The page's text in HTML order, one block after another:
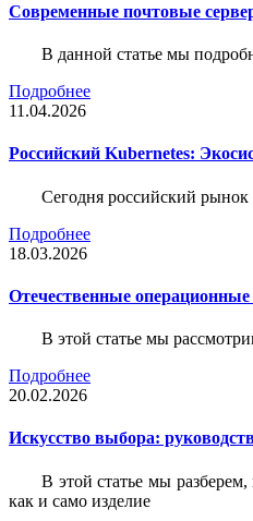
Современные почтовые
В данной статье мы
Подробнее
11.04.2026
Российский Kubernetes:
Сегодня российский рынок
Подробнее
18.03.2026
Отечественные
В этой статье мы
Подробнее
20.02.2026
Искусство выбора:
В этой статье мы
как и само изделие